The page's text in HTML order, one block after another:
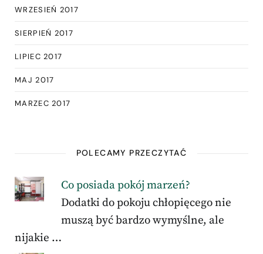
WRZESIEŃ 2017
SIERPIEŃ 2017
LIPIEC 2017
MAJ 2017
MARZEC 2017
POLECAMY PRZECZYTAĆ
Co posiada pokój marzeń?
Dodatki do pokoju chłopięcego nie
muszą być bardzo wymyślne, ale
nijakie …